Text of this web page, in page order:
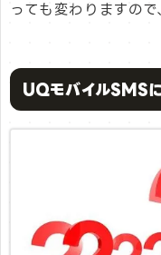
っても変わりますので
UQモバイルSMS